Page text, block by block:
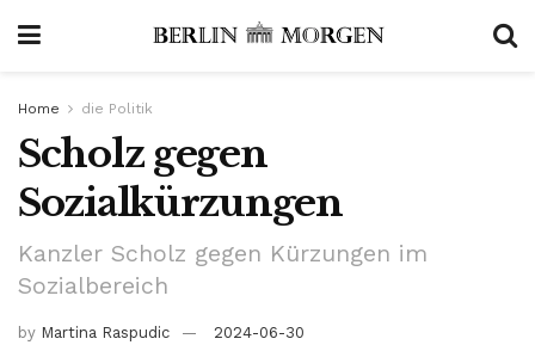
Home die Politik
Scholz gegen
Sozialkürzungen
Kanzler Scholz gegen Kürzungen im
Sozialbereich
by Martina Raspudic 2024-06-30